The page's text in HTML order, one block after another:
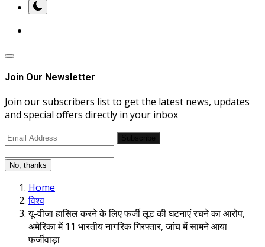
Join Our Newsletter
Join our subscribers list to get the latest news, updates
and special offers directly in your inbox
No, thanks
Home
विश्व
यू-वीजा हासिल करने के लिए फर्जी लूट की घटनाएं रचने का आरोप,
अमेरिका में 11 भारतीय नागरिक गिरफ्तार, जांच में सामने आया
फर्जीवाड़ा